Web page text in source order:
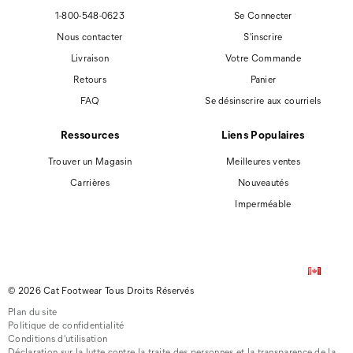
1-800-548-0623
Nous contacter
Livraison
Retours
FAQ
Se Connecter
S'inscrire
Votre Commande
Panier
Se désinscrire aux courriels
Ressources
Trouver un Magasin
Carrières
Liens Populaires
Meilleures ventes
Nouveautés
Imperméable
© 2026 Cat Footwear Tous Droits Réservés
Plan du site
Politique de confidentialité
Conditions d'utilisation